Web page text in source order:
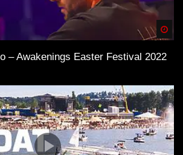
– Awakenings Easter Festival 2022